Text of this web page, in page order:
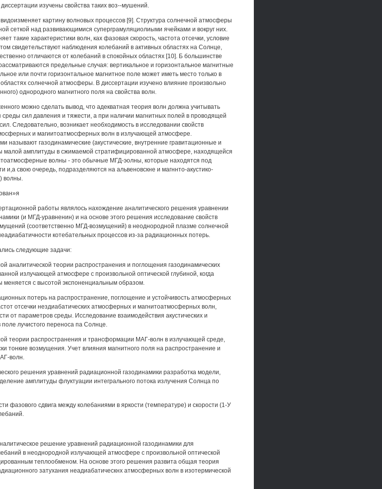
изучены свойства таких воз--мушений.
картину волновых процессов [9]. Структура солнечной атмосферы
сеткой над развивающимися суперграмуляциолиыми ячейками и вокруг них.
такие характеристики волн, ках фазовая скорость, частота отсечки, условие
свидетельствуют наблюдения колебаний в активных областях на Солнце,
отличаются от колебаний в спокойных областях [10]. Б большинстве
предельные случая: вертикальное и горизонтальное магнитные
или почти горизонтальное магнитное поле может иметь место только в
солнечной атмосферы. В диссертации изучено влияние произвольно
однородного магнитного поля на свойства волн.
можно сделать вывод, что адекватная теория волн должна учитывать
среды сил давления и тяжести, а при наличии магнитных полей в проводящей
Следовательно, возникает необходимость в исследовании свойств
и магиитоатмосферных волн в излучающей атмосфере.
называют газодинамические (акустические, внутренние гравитационные и
малой амплитуды в сжимаемой стратифицированной атмосфере, находящейся
волны - это обычные МГД-эолны, которые находятся под
и,а свою очередь, подразделяются на альвеновскне и магннто-акустико-
волны.
работы являлось нахождение аналитического решения уравнении
(и МГД-уравненин) и на основе этого решения исследование свойств
(соответственно МГД-возмущений) в неоднородной плазме солнечной
котебательных процессов из-за радиационных потерь.
следующие задачи:
аналитической теории распространения и поглощения газодинамических
излучающей атмосфере с произвольной оптической глубиной, когда
меняется с высотой экспоненциальным образом.
потерь на распространение, поглощение и устойчивость атмосферных
отсечки нездиабатических атмосферных и магнитоатмосферных волн,
от параметров среды. Исследование взаимодействия акустических и
лучистого переноса па Солнце.
теории распространения и трансформации МАГ-волн в излучающей среде,
тонкие возмущения. Учет влияния магнитного поля на распространение и
волн.
решения уравнений радиационной газодинамики разработка модели,
амплитуды флуктуации интегрального потока излучения Солнца по
фазового сдвига между колебаниями в яркости (температуре) и скорости (1-У
решение уравнений радиационной газодинамики для
в неоднородной излучающей атмосфере с произвольной оптической
теплообменом. На основе этого решения развита общая теория
затухания неадиабатическнх атмосферных волн в изотермической